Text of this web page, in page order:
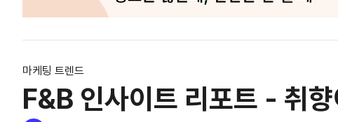
마케팅 트렌드
F&B 인사이트 리포트 - 취